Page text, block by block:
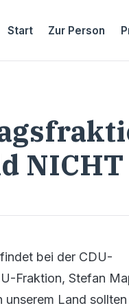
Start Zur Person
NICHT
bei der CDU-
Fraktion, Stefan
Land